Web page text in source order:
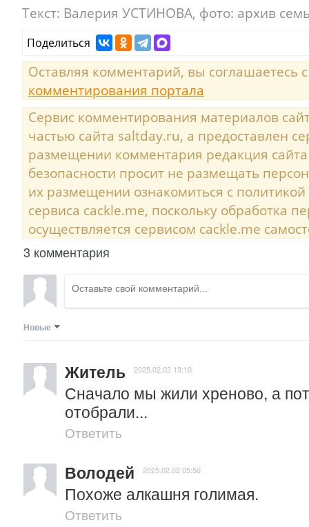
Текст: Валерия УСТИНОВА, фото: архив
Поделиться
Оставляя комментарий, вы соглашаетесь
комментирования портала
Сервис комментирования материалов
частью сайта saltday.ru, а предоставлен
размещении комментария редакция
безопасности просит не размещать
их размещении ознакомиться с
сервиса cackle.me, поскольку обработка
осуществляется сервисом cackle.me
3 комментария
Новые
Житель 2025.02.02 13:10
Сначало мы жили хреново, а
отобрали...
Ответить
Володей 2025.02.02 05:56
Похоже алкашня голимая.
Ответить